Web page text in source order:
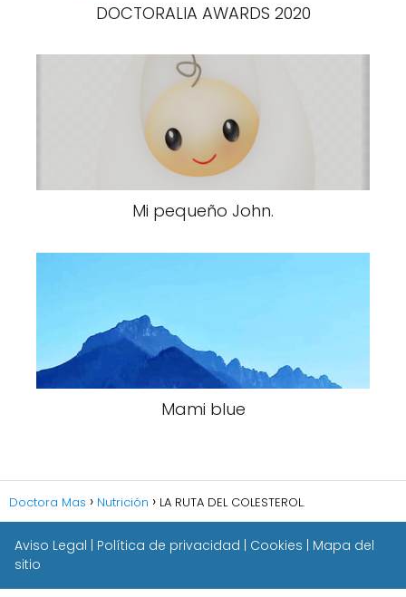
DOCTORALIA AWARDS 2020
Mi pequeño John.
Mami blue
Doctora Mas Nutrición LA RUTA DEL COLESTEROL.
Aviso Legal | Política de privacidad | Cookies | Mapa del
sitio